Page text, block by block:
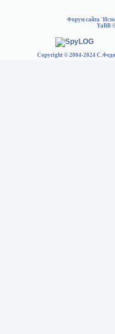
Форум сайта
YaBB
Copyright © 2004-2024